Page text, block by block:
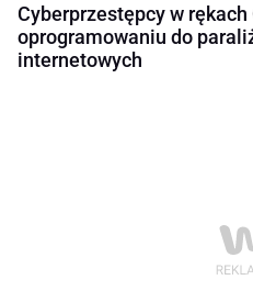
Cyberprzestępcy w
oprogramowaniu do
internetowych